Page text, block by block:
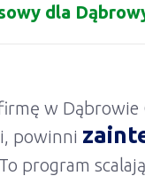
dla
w
powinni
To program